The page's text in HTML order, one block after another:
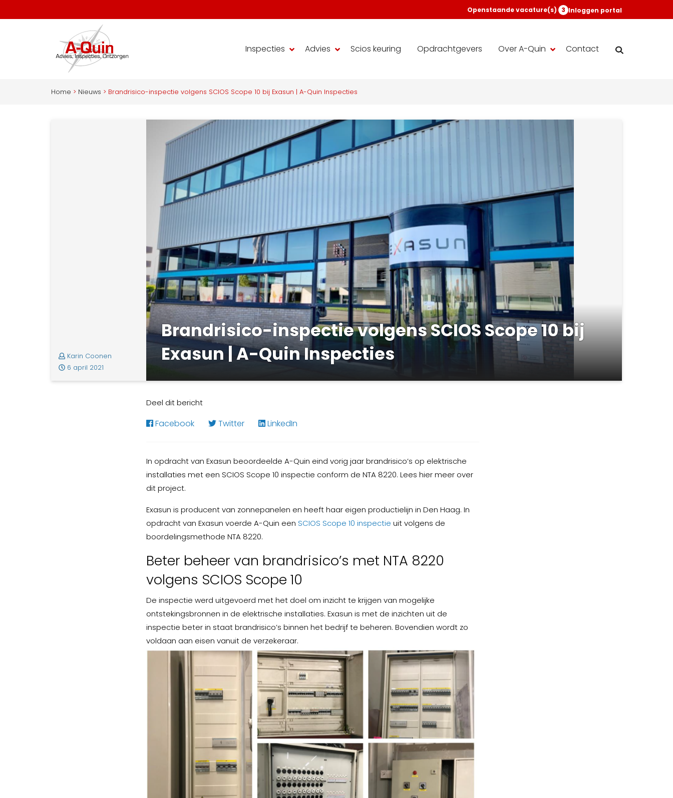
Openstaande vacature(s) 3 Inloggen portal
Inspecties Advies Scios keuring Opdrachtgevers Over A-Quin Contact
Home > Nieuws > Brandrisico-inspectie volgens SCIOS Scope 10 bij Exasun | A-Quin Inspecties
Karin Coonen
6 april 2021
Brandrisico-inspectie volgens SCIOS Scope 10 bij
Exasun | A-Quin Inspecties
Deel dit bericht
Facebook Twitter LinkedIn
In opdracht van Exasun beoordeelde A-Quin eind vorig jaar brandrisico’s op elektrische
installaties met een SCIOS Scope 10 inspectie conform de NTA 8220. Lees hier meer over
dit project.
Exasun is producent van zonnepanelen en heeft haar eigen productielijn in Den Haag. In
opdracht van Exasun voerde A-Quin een SCIOS Scope 10 inspectie uit volgens de
boordelingsmethode NTA 8220.
Beter beheer van brandrisico’s met NTA 8220
volgens SCIOS Scope 10
De inspectie werd uitgevoerd met het doel om inzicht te krijgen van mogelijke
ontstekingsbronnen in de elektrische installaties. Exasun is met de inzichten uit de
inspectie beter in staat brandrisico’s binnen het bedrijf te beheren. Bovendien wordt zo
voldaan aan eisen vanuit de verzekeraar.